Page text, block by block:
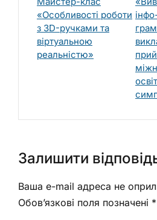
«Особливості роботи
з 3D-ручками та
віртуальною
реальністю»
Залишити
Ваша e-mail адреса не
Обов’язкові поля позначені *